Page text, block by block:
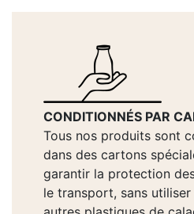
CONDITIONNÉS PAR
Tous nos produits sont
dans des cartons
garantir la protection
le transport, sans